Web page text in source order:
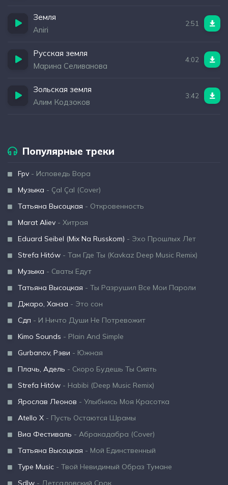
Земля
Aniri
2:51
Русская земля
Марина Селиванова
4:02
Зольская земля
Алим Кодзоков
3:42
Популярные треки
Fpv - Исповедь Вора
Музыка - Çal Çal (Cover)
Татьяна Высоцкая - Откровенность
Marat Aliev - Хитрая
Eduard Seibel (Mix Na Russkom) - Эхо Прошлых Лет
Strefa Hitów - Там Где Ты (Kavkaz Deep Music Remix)
Музыка - Сваты Едут
Татьяна Высоцкая - Ты Разрушил Все Мои Пароли
Джаро, Ханза - Это сон
Сдп - И Ничто Души Не Потревожит
Kimo Sounds - Plain And Simple
Gurbanov, Рэви - Южная
Плачь, Адель - Скоро Будешь Ты Сиять
Strefa Hitów - Habibi (Deep Music Remix)
Ярослав Леонов - Улыбнись Моя Красотка
Atello X - Пусть Остаются Шрамы
Виа Фестиваль - Абракадабра (Cover)
Татьяна Высоцкая - Мой Единственный
Type Music - Твой Невидимый Образ Тумане
Sdlw - Детсадовский Срок